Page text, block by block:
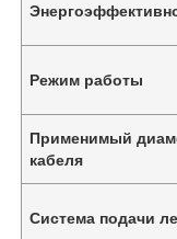
Режим работы
Применимый
кабеля
Система подачи